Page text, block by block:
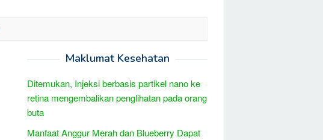
Maklumat Kesehatan
Ditemukan, Injeksi berbasis partikel nano ke
retina mengembalikan penglihatan pada orang
buta
Manfaat Anggur Merah dan Blueberry Dapat